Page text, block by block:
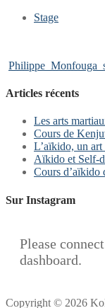
Stage
Articles récents
Les arts
Cours de
L’aïkido, un
Aïkido et Self-
Cours d’aïkido
Sur Instagram
Please
dashboard.
Copyright © 2026